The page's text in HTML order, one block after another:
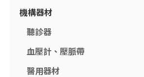
機構器材
聽診器
血壓計、壓脈帶
醫用器材